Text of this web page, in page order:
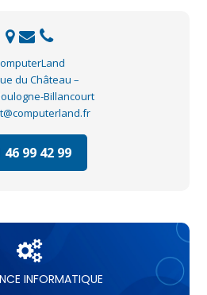
du Château –
Billancourt
46 99 42 99
INFORMATIQUE